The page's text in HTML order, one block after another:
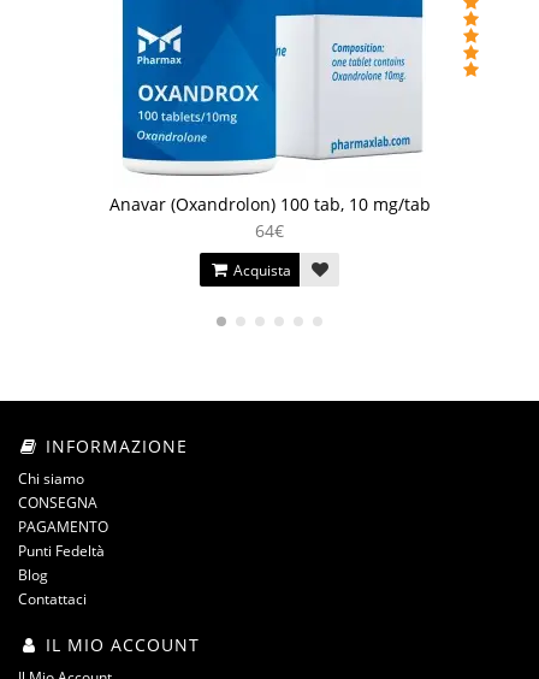
Anavar (Oxandrolon) 100 tab, 10 mg/tab
64€
Acquista
INFORMAZIONE
Chi siamo
CONSEGNA
PAGAMENTO
Punti Fedeltà
Blog
Contattaci
IL MIO ACCOUNT